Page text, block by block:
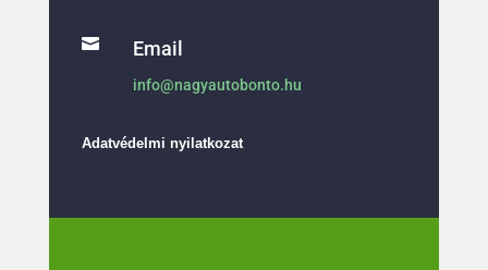
 Email
info@nagyautobonto.hu
Adatvédelmi nyilatkozat